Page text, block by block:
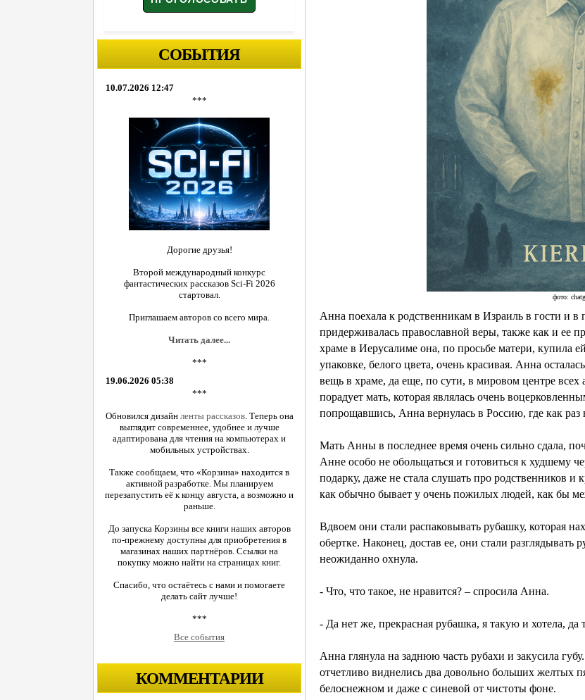
СОБЫТИЯ
10.07.2026 12:47
***
Дорогие друзья!
Второй международный конкурс
фантастических рассказов Sci-Fi 2026
стартовал.
Приглашаем авторов со всего мира.
Читать далее...
***
19.06.2026 05:38
***
Обновился дизайн ленты рассказов. Теперь она
выглядит современнее, удобнее и лучше
адаптирована для чтения на компьютерах и
мобильных устройствах.
Также сообщаем, что «Корзина» находится в
активной разработке. Мы планируем
перезапустить её к концу августа, а возможно и
раньше.
До запуска Корзины все книги наших авторов
по-прежнему доступны для приобретения в
магазинах наших партнёров. Ссылки на
покупку можно найти на страницах книг.
Спасибо, что остаётесь с нами и помогаете
делать сайт лучше!
***
Все события
КОММЕНТАРИИ
фото:
Анна поехала к родственникам в Израиль в гости и
придерживалась православной веры, также как и ее
храме в Иерусалиме она, по просьбе матери, купила
упаковке, белого цвета, очень красивая. Анна
вещь в храме, да еще, по сути, в мировом центре всех
порадует мать, которая являлась очень
попрощавшись, Анна вернулась в Россию, где как
Мать Анны в последнее время очень сильно сдала,
Анне особо не обольщаться и готовиться к худшему
подарку, даже не стала слушать про родственников
как обычно бывает у очень пожилых людей, как бы
Вдвоем они стали распаковывать рубашку, которая
обертке. Наконец, достав ее, они стали разглядывать
неожиданно охнула.
- Что, что такое, не нравится? – спросила Анна.
- Да нет же, прекрасная рубашка, я такую и хотела, да
Анна глянула на заднюю часть рубахи и закусила
отчетливо виднелись два довольно больших желтых
белоснежном и даже с синевой от чистоты фоне.